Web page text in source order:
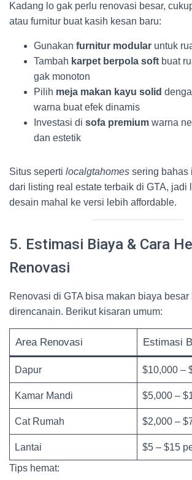
Kadang lo gak perlu renovasi besar,
atau furnitur buat kasih kesan baru:
Gunakan furnitur modular untuk
Tambah karpet berpola soft buat
gak monoton
Pilih meja makan kayu solid
warna buat efek dinamis
Investasi di sofa premium warna
dan estetik
Situs seperti localgtahomes sering bahas
dari listing real estate terbaik di GTA, jadi
desain mahal ke versi lebih affordable.
5. Estimasi Biaya & Cara
Renovasi
Renovasi di GTA bisa makan biaya besar
direncanain. Berikut kisaran umum:
Area Renovasi Estimasi
Dapur $10,000 –
Kamar Mandi $5,000 –
Cat Rumah $2,000 –
Lantai
$5 – $15
Tips hemat: